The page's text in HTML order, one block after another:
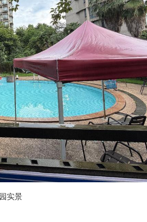
实景